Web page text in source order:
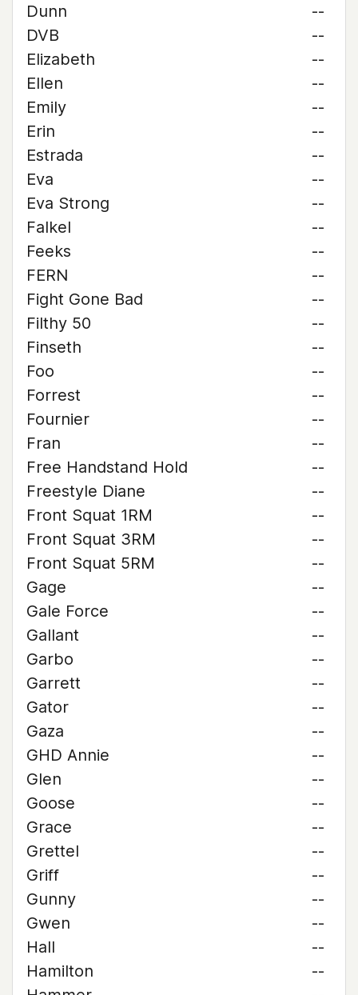
Dunn
--
DVB
--
Elizabeth
--
Ellen
--
Emily
--
Erin
--
Estrada
--
Eva
--
Eva Strong
--
Falkel
--
Feeks
--
FERN
--
Fight Gone Bad
--
Filthy 50
--
Finseth
--
Foo
--
Forrest
--
Fournier
--
Fran
--
Free Handstand Hold
--
Freestyle Diane
--
Front Squat 1RM
--
Front Squat 3RM
--
Front Squat 5RM
--
Gage
--
Gale Force
--
Gallant
--
Garbo
--
Garrett
--
Gator
--
Gaza
--
GHD Annie
--
Glen
--
Goose
--
Grace
--
Grettel
--
Griff
--
Gunny
--
Gwen
--
Hall
--
Hamilton
--